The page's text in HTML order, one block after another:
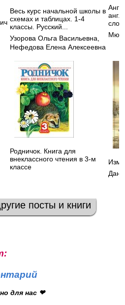
Весь курс начальной школы в
схемах и таблицах. 1-4
классы. Русский...
Узорова Ольга Васильевна
Нефедова Елена Алексеевна
слов
Родничок. Книга для
внеклассного чтения в 3-м
классе
посты и книги
для нас ❤